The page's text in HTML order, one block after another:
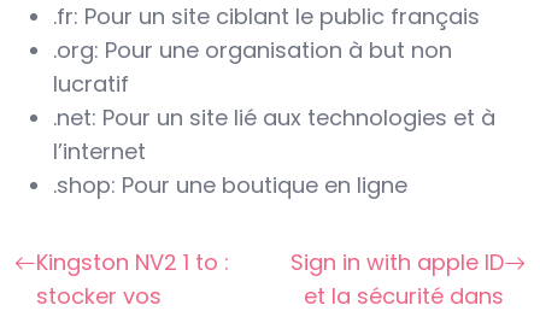
.fr: Pour un site ciblant le public français
.org: Pour une organisation à but non
lucratif
.net: Pour un site lié aux technologies et à
l’internet
.shop: Pour une boutique en ligne
Kingston NV2 1 to :
stocker vos
Sign in with apple ID
et la sécurité dans